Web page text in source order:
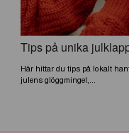
Tips på unika
Här hittar du tips på lokalt
julens glöggmingel,...